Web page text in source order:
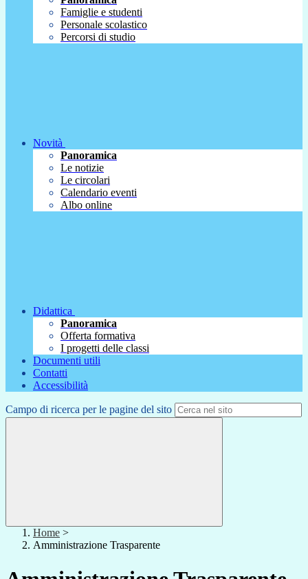
Famiglie e studenti
Personale scolastico
Percorsi di studio
Novità
Panoramica
Le notizie
Le circolari
Calendario eventi
Albo online
Didattica
Panoramica
Offerta formativa
I progetti delle classi
Documenti utili
Contatti
Accessibilità
Campo di ricerca per le pagine del sito
Home >
Amministrazione Trasparente